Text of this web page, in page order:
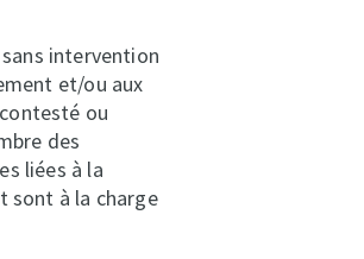
intervention
et/ou aux
ou
des
liées à la
sont à la charge